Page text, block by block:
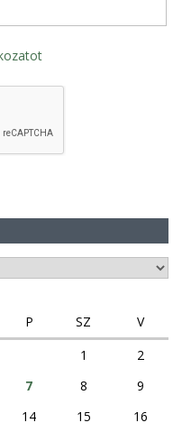
P SZ
V
1
2
7 8
9
14 15
16